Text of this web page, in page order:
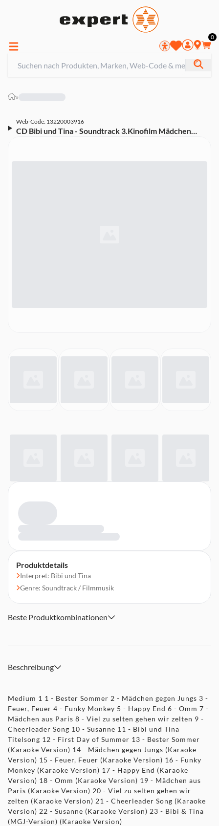
0
»
Web-Code: 13220003916
CD Bibi und Tina - Soundtrack 3.Kinofilm Mädchen
Produktdetails
Interpret: Bibi und Tina
Genre: Soundtrack / Filmmusik
Beste Produktkombinationen
Beschreibung
Medium 1 1 - Bester Sommer 2 - Mädchen gegen Jungs 3 -
Feuer, Feuer 4 - Funky Monkey 5 - Happy End 6 - Omm 7 -
Mädchen aus Paris 8 - Viel zu selten gehen wir zelten 9 -
Cheerleader Song 10 - Susanne 11 - Bibi und Tina
Titelsong 12 - First Day of Summer 13 - Bester Sommer
(Karaoke Version) 14 - Mädchen gegen Jungs (Karaoke
Version) 15 - Feuer, Feuer (Karaoke Version) 16 - Funky
Monkey (Karaoke Version) 17 - Happy End (Karaoke
Version) 18 - Omm (Karaoke Version) 19 - Mädchen aus
Paris (Karaoke Version) 20 - Viel zu selten gehen wir
zelten (Karaoke Version) 21 - Cheerleader Song (Karaoke
Version) 22 - Susanne (Karaoke Version) 23 - Bibi & Tina
(MGJ-Version) (Karaoke Version)